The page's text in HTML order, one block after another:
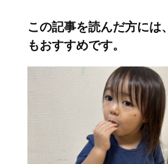
この記事を読んだ方には
もおすすめです。